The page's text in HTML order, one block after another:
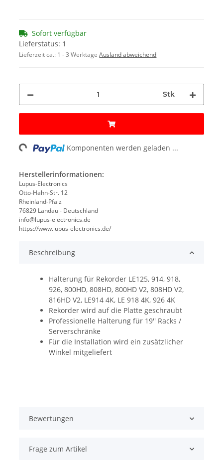
Sofort verfügbar
Lieferstatus: 1
Lieferzeit ca.: 1 - 3 WerktageAusland abweichend
Stk
Komponenten werden geladen ...
Herstellerinformationen:
Lupus-Electronics
Otto-Hahn-Str. 12
Rheinland-Pfalz
76829 Landau - Deutschland
info@lupus-electronics.de
https://www.lupus-electronics.de/
Beschreibung
Halterung für Rekorder LE125, 914, 918,
926, 800HD, 808HD, 800HD V2, 808HD V2,
816HD V2, LE914 4K, LE 918 4K, 926 4K
Rekorder wird auf die Platte geschraubt
Professionelle Halterung für 19'' Racks /
Serverschränke
Für die Installation wird ein zusätzlicher
Winkel mitgeliefert
Bewertungen
Frage zum Artikel